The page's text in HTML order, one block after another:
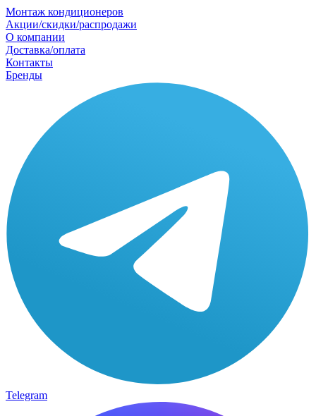
Монтаж кондиционеров
Акции/скидки/распродажи
О компании
Доставка/оплата
Контакты
Бренды
Telegram